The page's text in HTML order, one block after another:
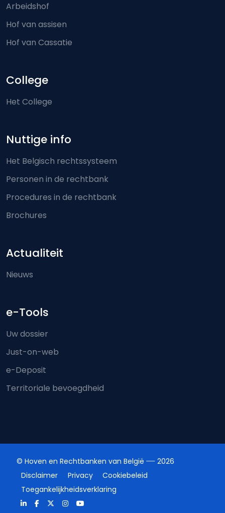
Arbeidshof
Hof van assisen
Hof van Cassatie
College
Het College
Nuttige info
Het Belgisch rechtssysteem
Personen in de rechtbank
Procedures in de rechtbank
Brochures
Actualiteit
Nieuws
e-Tools
Uw dossier
Just-on-web
e-Deposit
Territoriale bevoegdheid
© Hoven en Rechtbanken van België
2026
Disclaimer
Privacy
Cookiebeleid
Toegankelijkheidsverklaring